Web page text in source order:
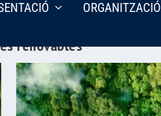
ORGANITZACIÓ
renovables